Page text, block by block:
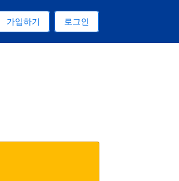
입니다
한국어입니다
을 받으실 수 있습니다
가입하기 로그인